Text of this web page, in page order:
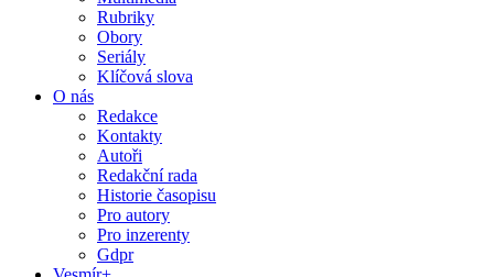
Rubriky
Obory
Seriály
Klíčová slova
O nás
Redakce
Kontakty
Autoři
Redakční rada
Historie časopisu
Pro autory
Pro inzerenty
Gdpr